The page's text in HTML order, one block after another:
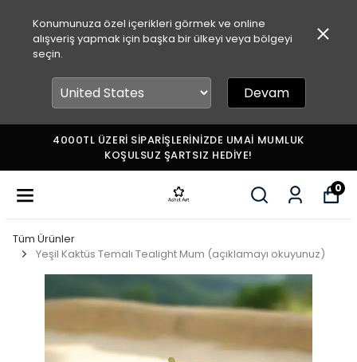
Konumunuza özel içerikleri görmek ve online
alışveriş yapmak için başka bir ülkeyi veya bölgeyi
seçin.
Devam
4000TL ÜZERİ SİPARİŞLERİNİZDE UMAİ MUMLUK
KOŞULSUZ ŞARTSIZ HEDİYE!
0
Tüm Ürünler
Yeşil Kaktüs Temalı Tealight Mum (açıklamayı okuyunuz)